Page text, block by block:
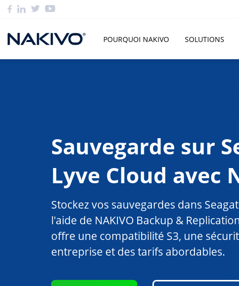
POURQUOI NAKIVO SOLUTIONS
Sauvegarde sur
Lyve Cloud avec
Stockez vos sauvegardes dans
l'aide de NAKIVO Backup &
offre une compatibilité S3, une
entreprise et des tarifs abordables.